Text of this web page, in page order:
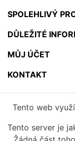
SPOLEHLIVÝ
DŮLEŽITÉ
MŮJ ÚČET
KONTAKT
Tento web
Tento server je